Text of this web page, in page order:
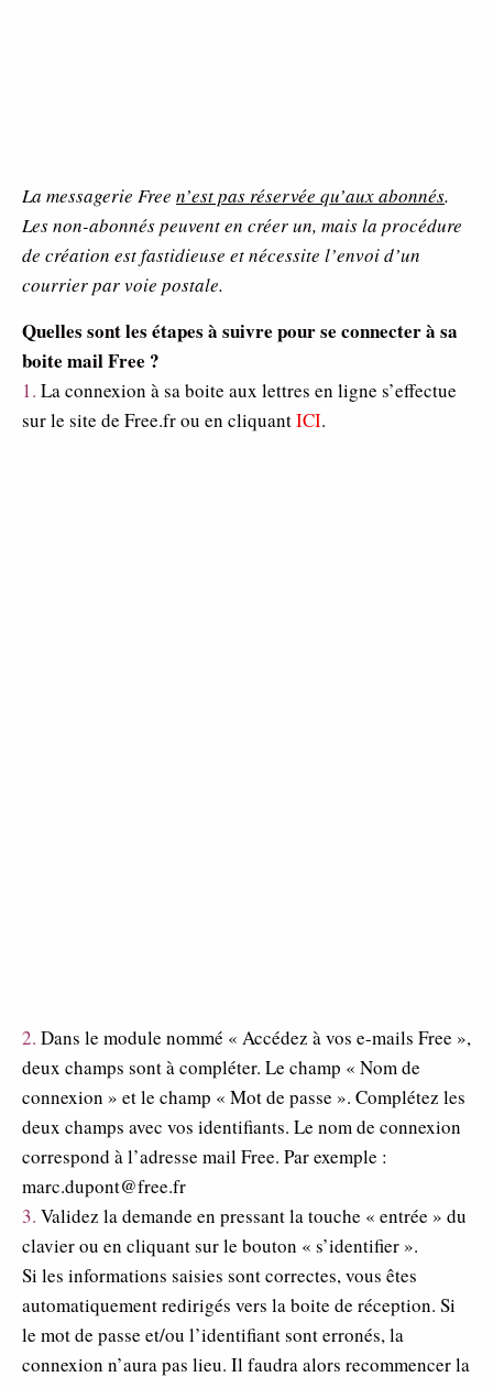
La messagerie Free n’est pas réservée qu’aux abonnés.
Les non-abonnés peuvent en créer un, mais la procédure
de création est fastidieuse et nécessite l’envoi d’un
courrier par voie postale.
Quelles sont les étapes à suivre pour se connecter à sa
boite mail Free ?
1. La connexion à sa boite aux lettres en ligne s’effectue
sur le site de Free.fr ou en cliquantICI.
2. Dans le module nommé « Accédez à vos e-mails Free »,
deux champs sont à compléter. Le champ « Nom de
connexion » et le champ « Mot de passe ». Complétez les
deux champs avec vos identifiants. Le nom de connexion
correspond à l’adresse mail Free. Par exemple :
marc.dupont@free.fr
3. Validez la demande en pressant la touche « entrée » du
clavier ou en cliquant sur le bouton « s’identifier ».
Si les informations saisies sont correctes, vous êtes
automatiquement redirigés vers la boite de réception. Si
le mot de passe et/ou l’identifiant sont erronés, la
connexion n’aura pas lieu. Il faudra alors recommencer la